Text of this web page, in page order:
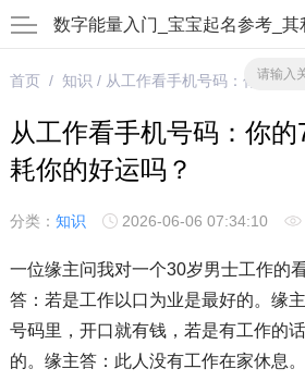
数字能量入门_宝宝起名参考_其
首页/ 知识 / 从工作看手机号码：你的713正
从工作看手机号码：你
耗你的好运吗？
分类： 知识 2026-06-06 07:34:10
一位缘主问我对一个30岁男士工作的
答：若是工作以口为业是最好的。缘
号码里，开口就有钱，若是有工作的
的。缘主答：此人没有工作在家休息